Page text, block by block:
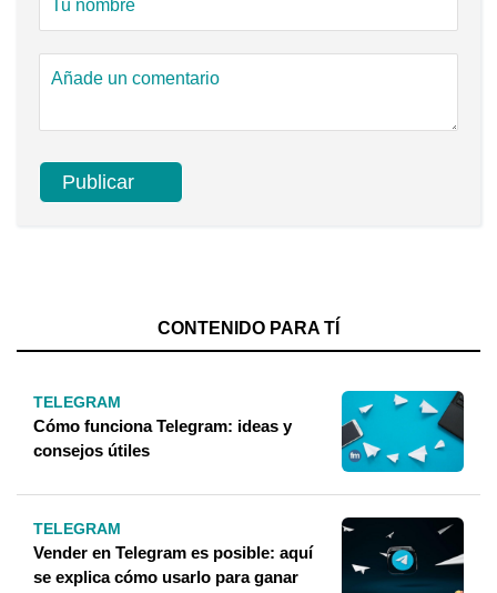
CONTENIDO PARA TÍ
TELEGRAM
Cómo funciona Telegram: ideas y
consejos útiles
TELEGRAM
Vender en Telegram es posible: aquí
se explica cómo usarlo para ganar